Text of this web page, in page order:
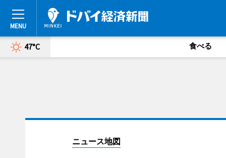
47°C 食べる
ニュース地図